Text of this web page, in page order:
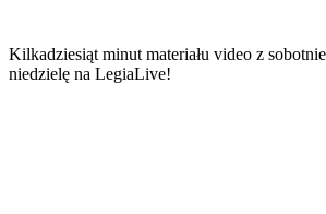
Kilkadziesiąt minut materiału video z
niedzielę na LegiaLive!